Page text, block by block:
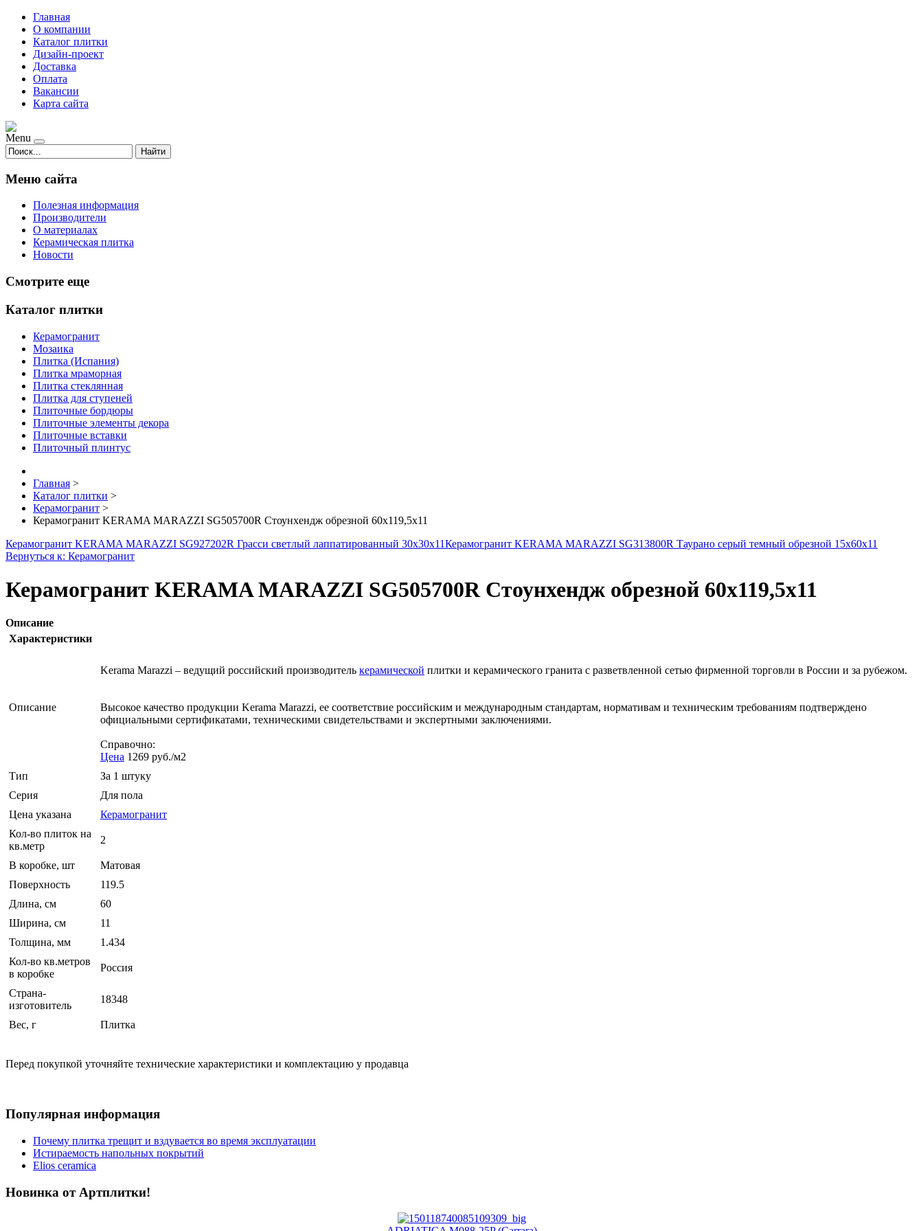
Главная
О компании
Каталог плитки
Дизайн-проект
Доставка
Оплата
Вакансии
Карта сайта
Menu
Найти
Меню сайта
Полезная информация
Производители
О материалах
Керамическая плитка
Новости
Смотрите еще
Каталог плитки
Керамогранит
Мозаика
Плитка (Испания)
Плитка мраморная
Плитка стеклянная
Плитка для ступеней
Плиточные бордюры
Плиточные элементы декора
Плиточные вставки
Плиточный плинтус
Главная >
Каталог плитки >
Керамогранит >
Керамогранит KERAMA MARAZZI SG505700R Стоунхендж обрезной 60х119,5х11
Керамогранит KERAMA MARAZZI SG927202R Грасси светлый лаппатированный 30х30х11Керамогранит KERAMA MARAZZI SG313800R Таурано серый темный обрезной 15х60х11
Вернуться к: Керамогранит
Керамогранит KERAMA MARAZZI SG505700R Стоунхендж обрезной 60х119,5х11
Описание
Характеристики
Описание
Kerama Marazzi – ведущий российский производитель керамической плитки и керамического гранита с разветвленной сетью фирменной торговли в России и за рубежом.
Высокое качество продукции Kerama Marazzi, ее соответствие российским и международным стандартам, нормативам и техническим требованиям подтверждено
официальными сертификатами, техническими свидетельствами и экспертными заключениями.
Справочно:
Цена 1269 руб./м2
Тип
За 1 штуку
Серия
Для пола
Цена указана
Керамогранит
Кол-во плиток на
кв.метр
2
В коробке, шт
Матовая
Поверхность
119.5
Длина, см
60
Ширина, см
11
Толщина, мм
1.434
Кол-во кв.метров
в коробке
Россия
Страна-
изготовитель
18348
Вес, г Плитка
Перед покупкой уточняйте технические характеристики и комплектацию у продавца
Популярная информация
Почему плитка трещит и вздувается во время эксплуатации
Истираемость напольных покрытий
Elios ceramica
Новинка от Артплитки!